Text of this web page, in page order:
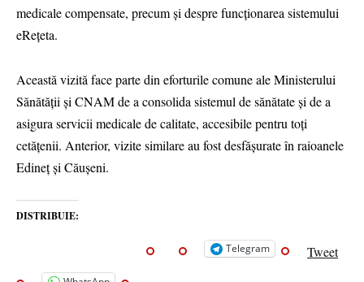
medicale compensate, precum și despre funcționarea sistemului
eRețeta.
Această vizită face parte din eforturile comune ale Ministerului
Sănătății și CNAM de a consolida sistemul de sănătate și de a
asigura servicii medicale de calitate, accesibile pentru toți
cetățenii. Anterior, vizite similare au fost desfășurate în raioanele
Edineț și Căușeni.
DISTRIBUIE:
Telegram Tweet